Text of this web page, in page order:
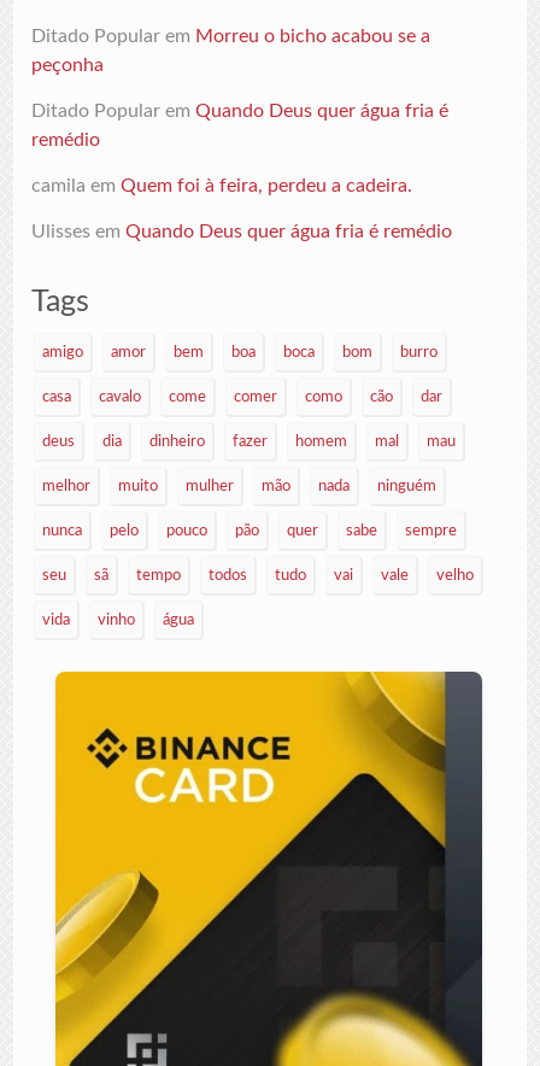
Ditado Popular em Morreu o bicho acabou se a
peçonha
Ditado Popular emQuando Deus quer água fria é
remédio
camila emQuem foi à feira, perdeu a cadeira.
Ulisses emQuando Deus quer água fria é remédio
Tags
amigo amor bem boa boca bom burro
casa cavalo come comer como cão dar
deus dia dinheiro fazer homem mal mau
melhor muito mulher mão nada ninguém
nunca pelo pouco pão quer sabe sempre
seu sã tempo todos tudo vai vale velho
vida vinho água